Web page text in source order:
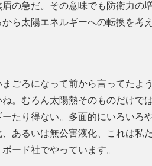
の急だ。その意味でも防衛力の
ら太陽エネルギーへの転換を考
まごろになって前から言ってたよ
。むろん太陽熱そのものだけで
たり得ない。多面的にいろいろ
あるいは無公害液化、これは私
ード社でやっています。